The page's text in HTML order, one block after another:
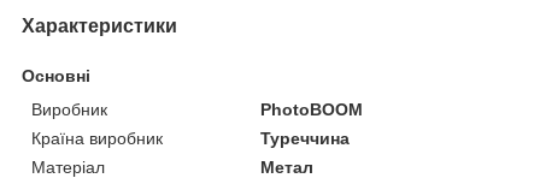
Характеристики
Основні
Виробник
PhotoBOOM
Країна виробник
Туреччина
Матеріал
Метал